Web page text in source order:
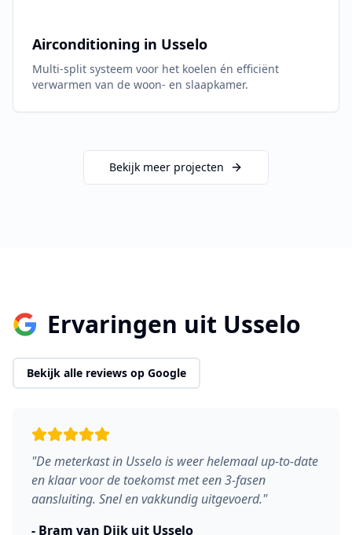
Airconditioning in Usselo
Multi-split systeem voor het koelen én efficiënt
verwarmen van de woon- en slaapkamer.
Bekijk meer projecten
Ervaringen uit Usselo
Bekijk alle reviews op Google
"De meterkast in Usselo is weer helemaal up-to-date
en klaar voor de toekomst met een 3-fasen
aansluiting. Snel en vakkundig uitgevoerd."
- Bram van Dijk uit Usselo